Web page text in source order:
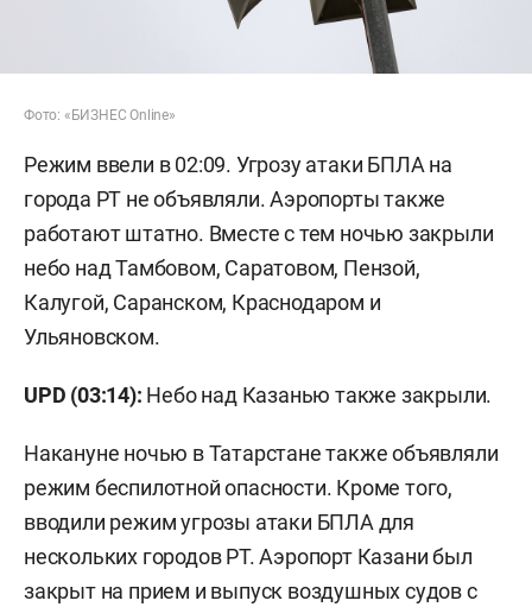
Фото: «БИЗНЕС Online»
Режим ввели в 02:09. Угрозу атаки БПЛА на
города РТ не объявляли. Аэропорты также
работают штатно. Вместе с тем ночью закрыли
небо над Тамбовом, Саратовом, Пензой,
Калугой, Саранском, Краснодаром и
Ульяновском.
UPD (03:14): Небо над Казанью также закрыли.
Накануне ночью в Татарстане также объявляли
режим беспилотной опасности. Кроме того,
вводили режим угрозы атаки БПЛА для
нескольких городов РТ. Аэропорт Казани был
закрыт на прием и выпуск воздушных судов с